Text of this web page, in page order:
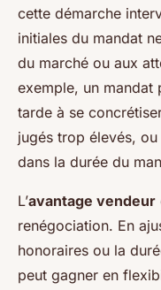
cette démarche
initiales du mandat
du marché ou aux
exemple, un mandat
tarde à se
jugés trop élevés,
dans la durée du
L’avantage vendeur
renégociation. En
honoraires ou la
peut gagner en